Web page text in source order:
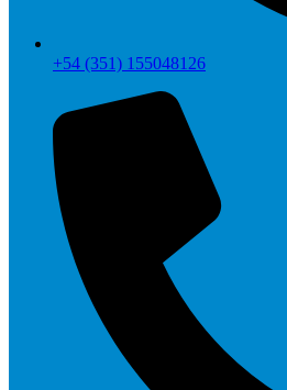
+54 (351) 155048126